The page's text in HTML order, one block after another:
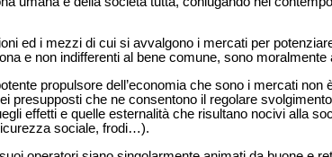
ed i mezzi di cui si avvalgono i mercati per
e non indifferenti al bene comune, sono moralmente
propulsore dell’economia che sono i mercati non
presupposti che ne consentono il regolare
effetti e quelle esternalità che risultano nocivi alla
sociale, frodi…).